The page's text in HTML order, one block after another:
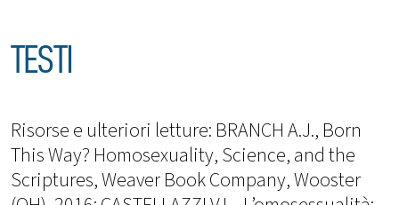
TESTI
Risorse e ulteriori letture: BRANCH A.J., Born
This Way? Homosexuality, Science, and the
Scriptures, Weaver Book Company, Wooster